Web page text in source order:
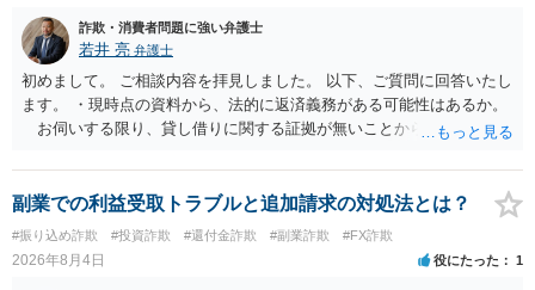
詐欺・消費者問題に強い弁護士
若井 亮 弁護士
初めまして。 ご相談内容を拝見しました。 以下、ご質問に回答いたし
ます。 ・現時点の資料から、法的に返済義務がある可能性はあるか。
お伺いする限り、貸し借りに関する証拠が無いことから、相手方が
主張や現在の資料を踏まえ、今後どのように対応するのが適切か。
贈与か消費貸借かの争いにおいては、様々な圧力をかけて回収をしよ
うとするケースも散見されます。 ご自身での対応に窮するようであ
れば、代理人を立てることもご検討ください。 ・相手へ送る回答文に
ついてアドバイスをいただけるか。 具体的な回答内容については、
副業での利益受取トラブルと追加請求の対処法とは？
#振り込め詐欺 #投資詐欺 #還付金詐欺 #副業詐欺 #FX詐欺
2026年8月4日 役にたった 1